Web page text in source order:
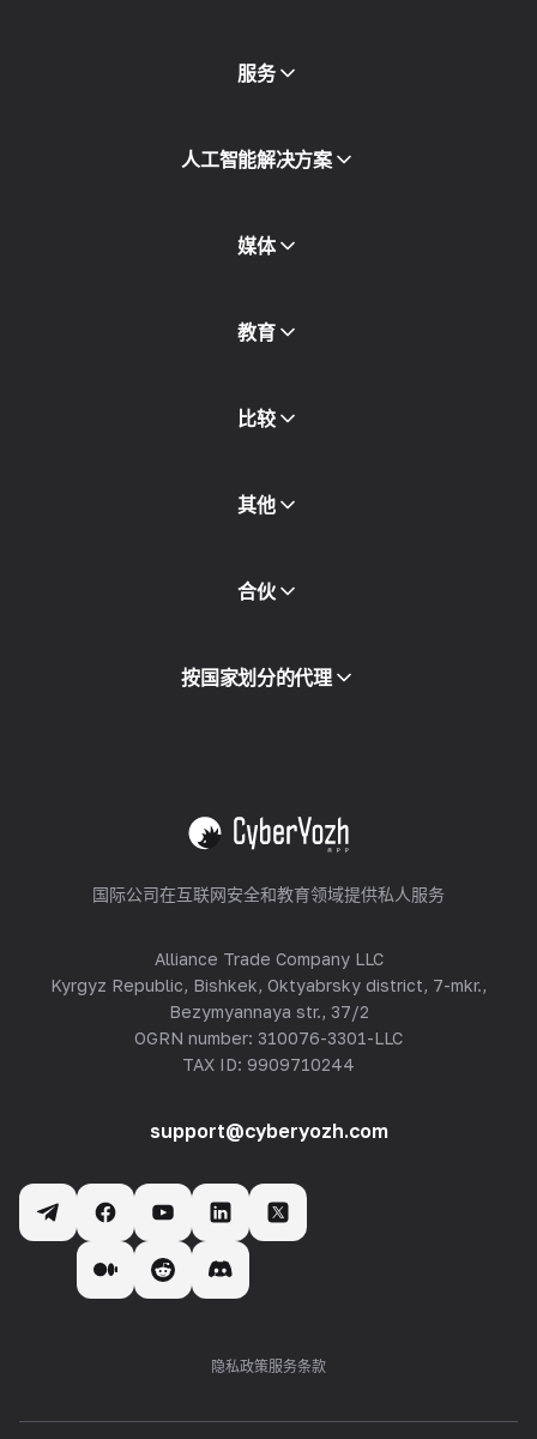
服务
移动代理
住宅代理
代理目录
人工智能解决方案
媒体
博客和文章
合作伙伴
教育
免费书
比较
其他
API访问
集成
合伙
合作伙伴计划
转售
按国家划分的代理
查看全部
国际公司在互联网安全和教育领域提供私人服务
Alliance Trade Company LLC
Kyrgyz Republic, Bishkek, Oktyabrsky district, 7-mkr.,
Bezymyannaya str., 37/2
OGRN number: 310076-3301-LLC
TAX ID: 9909710244
support@cyberyozh.com
隐私政策服务条款